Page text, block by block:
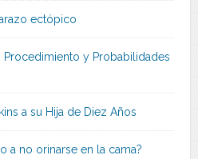
ectópico
Procedimiento y Probabilidades
a su Hija de Diez Años
a no orinarse en la cama?